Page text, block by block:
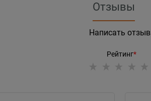
Отзывы
Написать отзыв
Рейтинг